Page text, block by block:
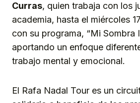
Curras, quien trabaja con los
academia, hasta el miércoles
con su programa, “Mi Sombra
aportando un enfoque
trabajo mental y emocional.
El Rafa Nadal Tour es un